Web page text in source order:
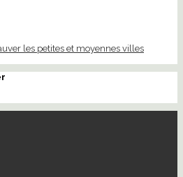
les petites et moyennes villes